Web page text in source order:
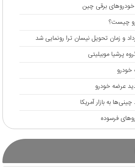
چیست؟
و زمان تحویل نیسان ترا رونمایی شد
پرشیا موبیلیتی
خودرو
عرضه خودرو
به بازار آمریکا
فرسوده